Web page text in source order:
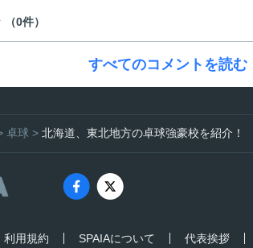
（0件）
すべてのコメントを読む
卓球 > 北海道、東北地方の卓球強豪校を紹介！
利用規約 SPAIAについて 代表挨拶